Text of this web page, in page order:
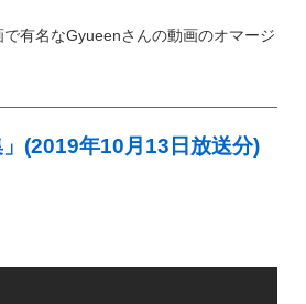
有名なGyueenさんの動画のオマージ
(2019年10月13日放送分)